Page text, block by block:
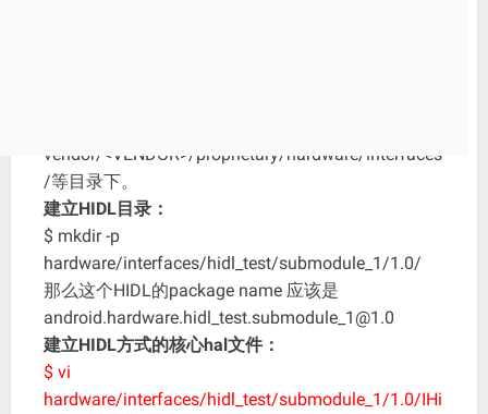
vendor/<VENDOR>/proprietary/hardware/interfaces
/等目录下。
建立HIDL目录：
$ mkdir -p
hardware/interfaces/hidl_test/submodule_1/1.0/
那么这个HIDL的package name 应该是
android.hardware.hidl_test.submodule_1@1.0
建立HIDL方式的核心hal文件：
$ vi
hardware/interfaces/hidl_test/submodule_1/1.0/IHi